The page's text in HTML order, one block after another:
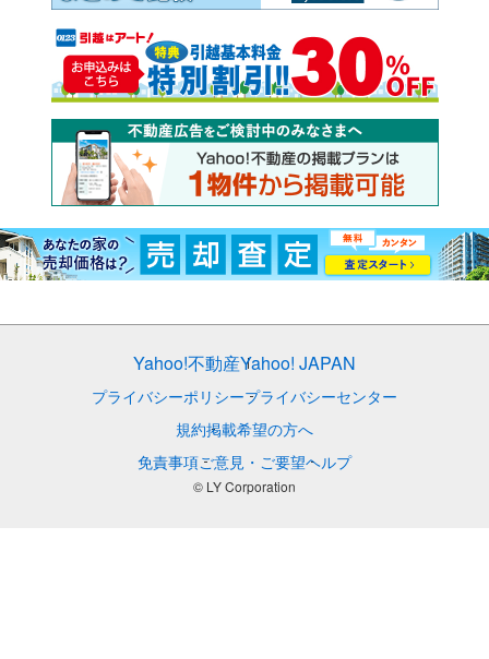
Yahoo!不動産Yahoo! JAPAN
プライバシーポリシープライバシーセンター
規約掲載希望の方へ
免責事項ご意見・ご要望ヘルプ
© LY Corporation